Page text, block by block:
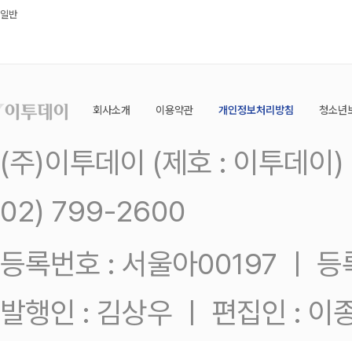
일반
회사소개 이용약관 개인정보처리방침 청소년
(주)이투데이 (제호 : 이투데
02) 799-2600
등록번호 : 서울아00197 ㅣ
발행인 : 김상우 ㅣ 편집인 : 이